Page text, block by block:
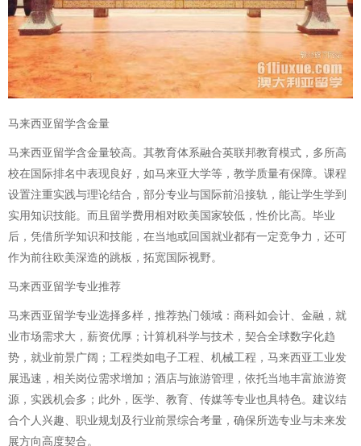
马来西亚留学含金量
马来西亚留学含金量较高。其教育体系融合英联邦教育模式，多所高
校在国际排名中表现良好，如马来亚大学等，教学质量有保障。课程
设置注重实践与理论结合，部分专业与国际前沿接轨，能让学生学到
实用知识技能。而且留学费用相对欧美国家较低，性价比高。毕业
后，凭借所学知识和技能，在当地或回国就业都有一定竞争力，还可
作为前往欧美深造的跳板，拓宽国际视野。
马来西亚留学专业推荐
马来西亚留学专业选择多样，推荐热门领域：商科如会计、金融，就
业市场需求大，薪资优厚；计算机科学与技术，契合全球数字化趋
势，就业前景广阔；工程类如电子工程、机械工程，马来西亚工业发
展迅速，相关岗位需求增加；酒店与旅游管理，依托当地丰富旅游资
源，实践机会多；此外，医学、教育、传媒等专业也具特色。建议结
合个人兴趣、职业规划及行业前景综合考量，确保所选专业与未来发
展方向高度契合。